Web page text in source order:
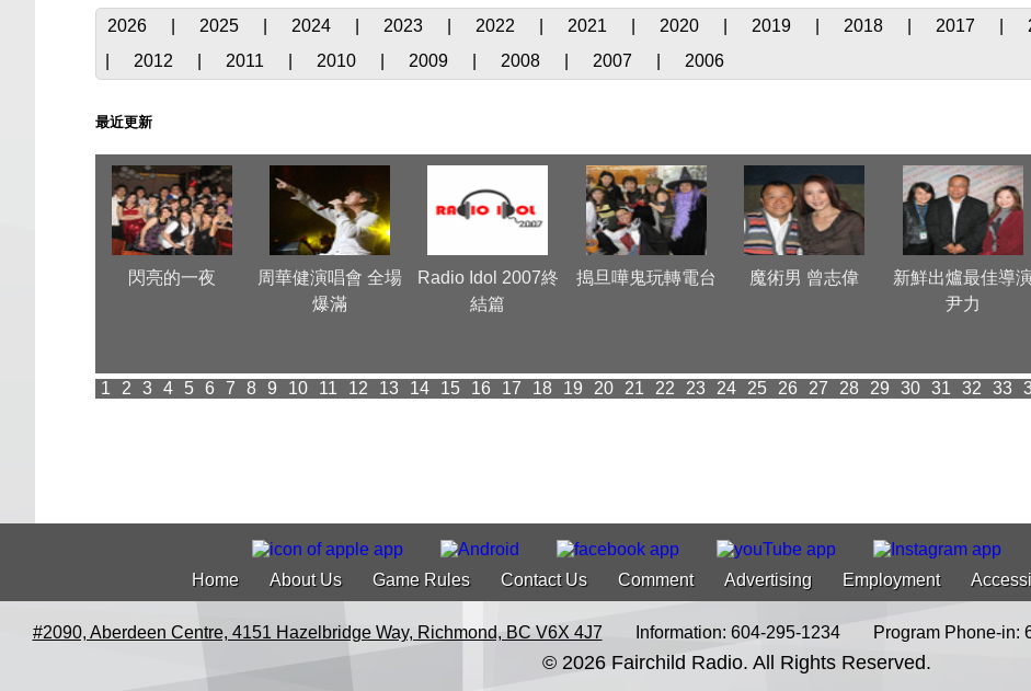
2026 2025 2024 2023 2022 2021 2020 2019 2018 2017
2012 2011 2010 2009 2008 2007 2006
最近更新
閃亮的一夜
周華健演唱會 全場
爆滿
Radio Idol 2007終
結篇
搗旦嘩鬼玩轉電台 魔術男 曾志偉
新鮮出爐最佳導演
尹力
1 2 3 4 5 6 7 8 9 10 11 12 13 14 15 16 17 18 19 20 21 22 23 24 25 26 27 28 29 30 31 32 33
Home About Us Game Rules Contact Us Comment Advertising Employment
#2090, Aberdeen Centre, 4151 Hazelbridge Way, Richmond, BC V6X 4J7 Information: 604-295-1234 Program Phone-in:
© 2026 Fairchild Radio. All Rights Reserved.